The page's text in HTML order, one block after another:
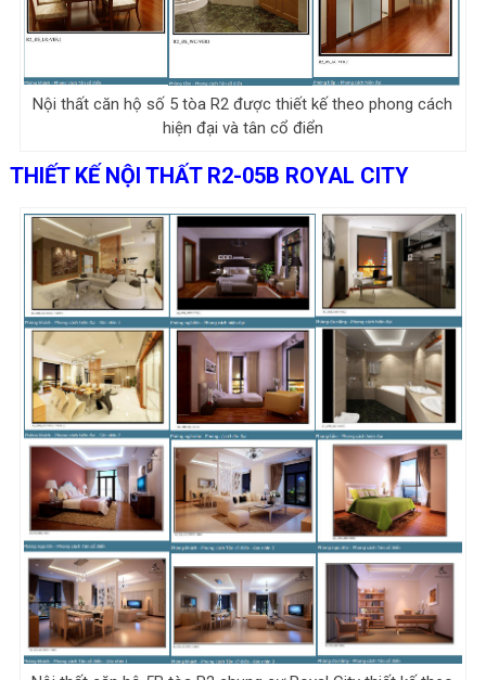
Nội thất căn hộ số 5 tòa R2 được thiết kế theo phong cách
hiện đại và tân cổ điển
THIẾT KẾ NỘI THẤT R2-05B ROYAL CITY